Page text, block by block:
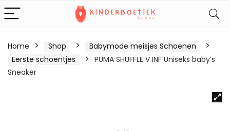
Home Shop
Babymode meisjes Schoenen
Eerste schoentjes
PUMA SHUFFLE V INF Uniseks baby’s
Sneaker